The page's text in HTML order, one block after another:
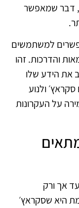
קוד בשפות כמו JavaScript ו-Python, דבר שמאפשר
למשתמשים
והדרכות. זהו
את הידע שלו
ולנוע
על העקרונות
מתאים
אך ורק
היא שסקראץ׳